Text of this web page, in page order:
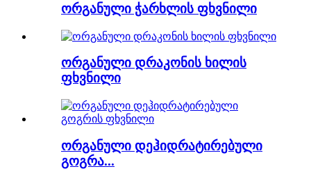
ორგანული ჭარხლის ფხვნილი
ორგანული დრაკონის ხილის
ფხვნილი
ორგანული დეჰიდრატირებული
გოგრა...